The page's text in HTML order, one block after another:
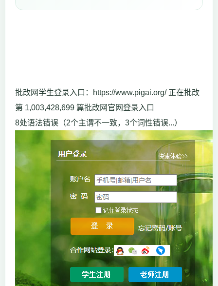
批改网学生登录入口：https://www.pigai.org/ 正在批改
第 1,003,428,699 篇批改网官网登录入口
8处语法错误（2个主谓不一致，3个词性错误...）